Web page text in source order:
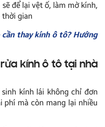
để lại vệt ố, làm mờ kính,
thời gian
cần thay kính ô tô? Hướng
kính ô tô tại nhà
kính lái không chỉ đơn
mà còn mang lại nhiều